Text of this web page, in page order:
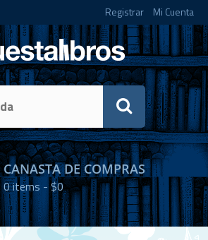
Registrar Mi Cuenta
CANASTA DE COMPRAS
0items -$0